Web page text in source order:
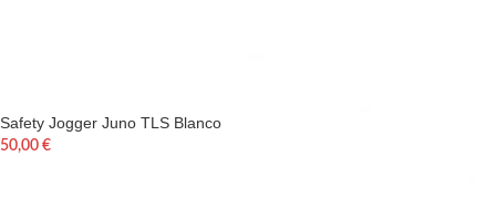
Safety Jogger Juno TLS Blanco
50,00 €